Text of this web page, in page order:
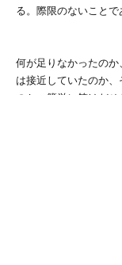
る。際限のないことで
何が足りなかったの
は接近していたのか
のか。簡単に答はだせ